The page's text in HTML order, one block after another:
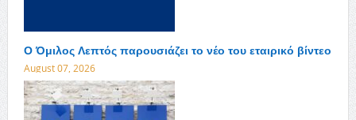
Ο Όμιλος Λεπτός παρουσιάζει το νέο του εταιρικό βίντεο
August 07, 2026